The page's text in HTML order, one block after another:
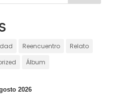
Reencuentro
Relato
Álbum
2026